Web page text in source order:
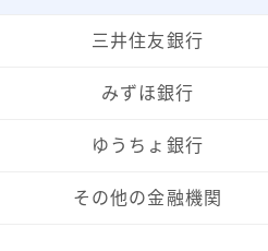
三井住友銀行
みずほ銀行
ゆうちょ銀行
その他の金融機関